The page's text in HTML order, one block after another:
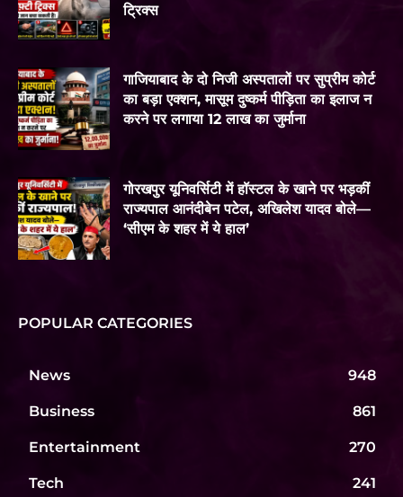
ट्रिक्स
गाजियाबाद के दो निजी अस्पतालों पर सुप्रीम कोर्ट
का बड़ा एक्शन, मासूम दुष्कर्म पीड़िता का इलाज न
करने पर लगाया 12 लाख का जुर्माना
गोरखपुर यूनिवर्सिटी में हॉस्टल के खाने पर भड़कीं
राज्यपाल आनंदीबेन पटेल, अखिलेश यादव बोले—
‘सीएम के शहर में ये हाल’
POPULAR CATEGORIES
News 948
Business 861
Entertainment 270
Tech 241